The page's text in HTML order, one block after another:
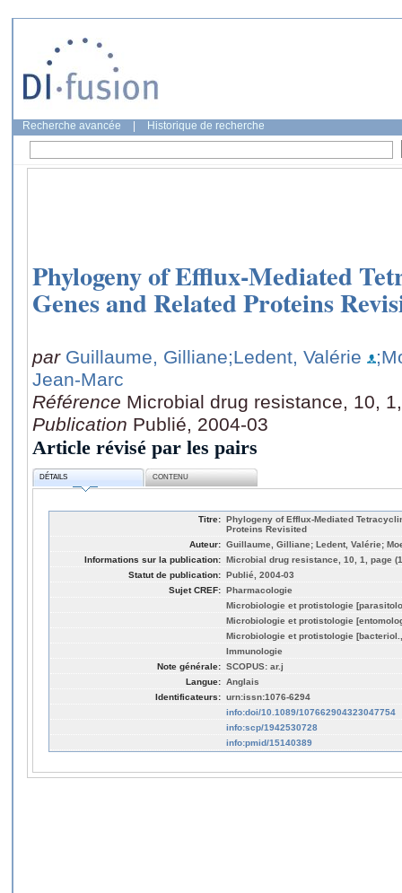
Recherche avancée Historique de recherche
Phylogeny of Efflux-Mediated
Genes and Related Proteins
par Guillaume, Gilliane;Ledent, Valérie
Jean-Marc
Référence Microbial drug resistance, 10,
Publication Publié, 2004-03
Article révisé par les pairs
DÉTAILS CONTENU
Titre: Phylogeny of Efflux-Mediated
Proteins Revisited
Auteur: Guillaume, Gilliane; Ledent, Valérie;
Informations sur la publication: Microbial drug resistance, 10, 1, page
Statut de publication: Publié, 2004-03
Sujet CREF: Pharmacologie
Microbiologie et protistologie
Microbiologie et protistologie
Microbiologie et protistologie
Immunologie
Note générale: SCOPUS: ar.j
Langue: Anglais
Identificateurs: urn:issn:1076-6294
info:doi/10.1089/107662904323047754
info:scp/1942530728
info:pmid/15140389